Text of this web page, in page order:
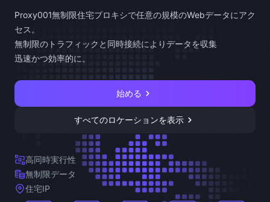
Proxy001無制限住宅プロキシで任意の規模のWebデータにアク
セス。
無制限のトラフィックと同時接続によりデータを収集
迅速かつ効率的に。
始める
すべてのロケーションを表示
高同時実行性
無制限データ
住宅IP